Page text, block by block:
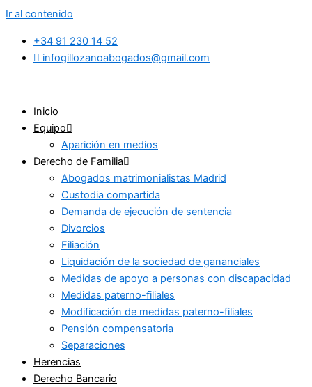
Ir al contenido
+34 91 230 14 52
infogillozanoabogados@gmail.com
Inicio
Equipo
Aparición en medios
Derecho de Familia
Abogados matrimonialistas Madrid
Custodia compartida
Demanda de ejecución de sentencia
Divorcios
Filiación
Liquidación de la sociedad de gananciales
Medidas de apoyo a personas con discapacidad
Medidas paterno-filiales
Modificación de medidas paterno-filiales
Pensión compensatoria
Separaciones
Herencias
Derecho Bancario